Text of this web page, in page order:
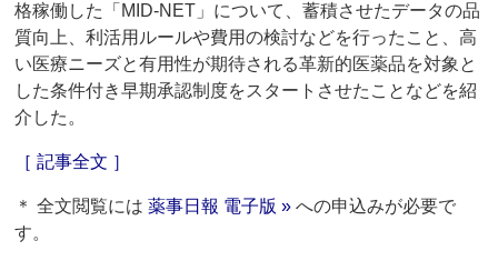
格稼働した「MID-NET」について、蓄積させたデータの品
質向上、利活用ルールや費用の検討などを行ったこと、高
い医療ニーズと有用性が期待される革新的医薬品を対象と
した条件付き早期承認制度をスタートさせたことなどを紹
介した。
［ 記事全文 ］
＊ 全文閲覧には薬事日報 電子版 » への申込みが必要で
す。